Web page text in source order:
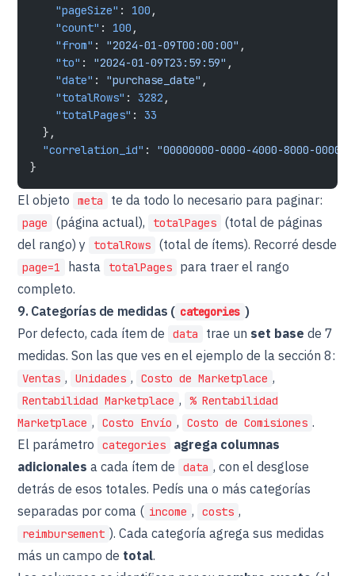
    "pageSize"
: 100 ,
    "count"
: 100 ,
    "from"
: "2024-01-09T00:00:00" ,
    "to"
: "2024-01-09T23:59:59" ,
    "date"
: "purchase_date" ,
    "totalRows"
: 3282 ,
    "totalPages"
: 33
  },
  "correlation_id"
: "00000000-0000-4000-8000-
}
El objeto meta te da todo lo necesario para paginar:
page (página actual), totalPages
(total de páginas
del rango) y
totalRows (total de ítems). Recorré desde
page=1 hasta totalPages
para traer el rango
completo.
9. Categorías de medidas ( categories )
Por defecto, cada ítem de
data trae un set base de 7
medidas. Son las que ves en el ejemplo de la sección 8:
Ventas , Unidades , Costo de Marketplace ,
Rentabilidad Marketplace ,
% Rentabilidad
Marketplace , Costo Envío , Costo de Comisiones .
El parámetro
categories
agrega columnas
adicionales a cada ítem de data , con el desglose
detrás de esos totales. Pedís una o más categorías
separadas por coma ( income , costs ,
reimbursement ). Cada categoría agrega sus medidas
más un campo de total.